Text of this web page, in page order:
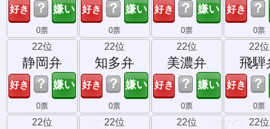
？
0票
？
0票
？
0票
？
0票
22位
静岡弁
？
0票
22位
知多弁
？
0票
22位
美濃弁
？
0票
22位
飛騨
？
0票
22位 22位 22位 22位